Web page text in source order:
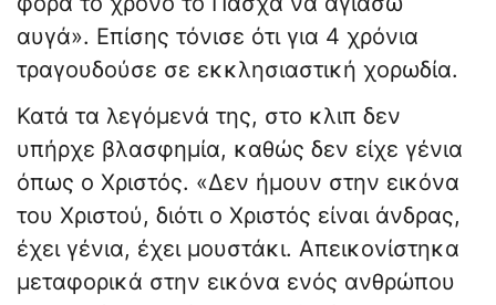
αυγά». Επίσης τόνισε ότι για 4 χρόνια
τραγουδούσε σε εκκλησιαστική χορωδία.
Κατά τα λεγόμενά της, στο κλιπ δεν
υπήρχε βλασφημία, καθώς δεν είχε γένια
όπως ο Χριστός. «Δεν ήμουν στην εικόνα
του Χριστού, διότι ο Χριστός είναι άνδρας,
έχει γένια, έχει μουστάκι. Απεικονίστηκα
μεταφορικά στην εικόνα ενός ανθρώπου